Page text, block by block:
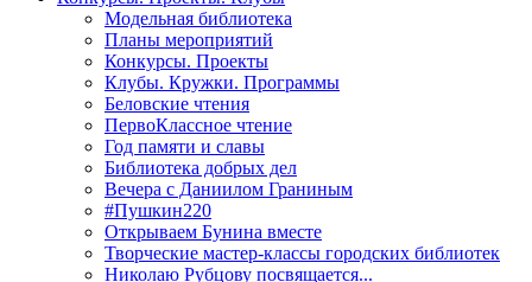
Модельная библиотека
Планы мероприятий
Конкурсы. Проекты
Клубы. Кружки. Программы
Беловские чтения
ПервоКлассное чтение
Год памяти и славы
Библиотека добрых дел
Вечера с Даниилом Граниным
#Пушкин220
Открываем Бунина вместе
Творческие мастер-классы городских библиотек
Николаю Рубцову посвящается...